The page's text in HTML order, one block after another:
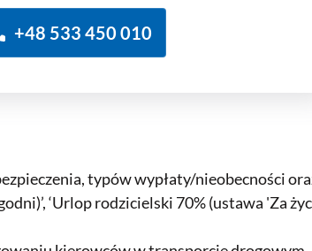
+48 533 450 010
typów wypłaty/nieobecności
‘Urlop rodzicielski 70% (ustawa 'Za